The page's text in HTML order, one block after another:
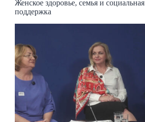
Женское здоровье, семья и социальная
поддержка